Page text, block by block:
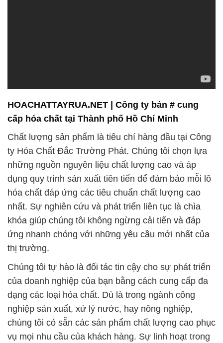
HOACHATTAYRUA.NET | Công ty bán # cung
cấp hóa chất tại Thành phố Hồ Chí Minh
Chất lượng sản phẩm là tiêu chí hàng đầu tại Công
ty Hóa Chất Đắc Trường Phát. Chúng tôi chọn lựa
những nguồn nguyên liệu chất lượng cao và áp
dụng quy trình sản xuất tiên tiến để đảm bảo mỗi lô
hóa chất đáp ứng các tiêu chuẩn chất lượng cao
nhất. Sự nghiên cứu và phát triển liên tục là chìa
khóa giúp chúng tôi không ngừng cải tiến và đáp
ứng nhanh chóng với những yêu cầu mới nhất của
thị trường.
Chúng tôi tự hào là đối tác tin cậy cho sự phát triển
của doanh nghiệp của bạn bằng cách cung cấp đa
dạng các loại hóa chất. Dù là trong ngành công
nghiệp sản xuất, xử lý nước, hay nông nghiệp,
chúng tôi có sẵn các sản phẩm chất lượng cao phục
vụ mọi nhu cầu của khách hàng. Sự linh hoạt trong